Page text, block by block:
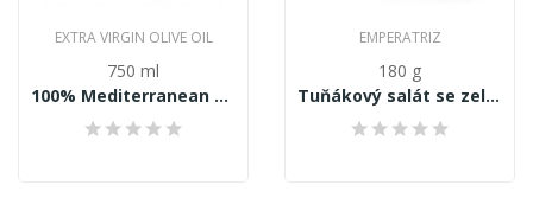
EXTRA VIRGIN OLIVE OIL
750 ml
100% Mediterranean Extra panenský olivový olej...
EMPERATRIZ
180 g
Tuňákový salát se zeleninou v jemném olivovém...